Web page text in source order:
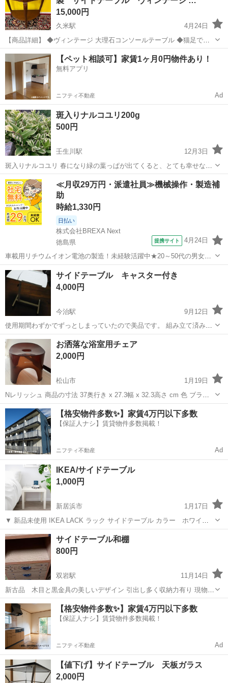
15,000円
久米駅
4月24日
【商品詳細】 ◆ヴィンテージ 大理石コンソールテーブル ◆猫足でと
ても可愛いです。 またグリーンの大理石は珍しく色味も明るいグリー
ンではなく大人な色の落ち着いたお色でございます。 ◆スッキリとし
ていて下に丸い間接照明...
愛媛 松山市 久米駅 テーブル 大理石
【ペット相談可】家賃1ヶ月0円物件あり！
無料アプリ
ニフティ不動産 Ad
斑入りナルコユリ200g
500円
壬生川駅
12月3日
斑入りナルコユリ 春になり緑の葉っぱが出てくると、とても幸せな気
持ちになります。 沢山あります。
愛媛 西条市 壬生川駅 テーブル 斑入り
≪月収29万円・派遣社員≫機械操作・製造補
助
時給1,330円
日払い
株式会社BREXA Next
徳島県
提携サイト 4月24日
車載用リチウムイオン電池の製造！未経験活躍中★20～50代の男女活
躍中！寮費無料★備品付き1R寮完備！自宅からマイカー通勤OK！無料
駐車場完備◎正社員登用制度あり！《徳島県板野郡松茂町》 人気の工
場のお仕事 ◇車載用リチウ...
徳島 その他
サイドテーブル キャスター付き
4,000円
今治駅
9月12日
使用期間わずかでずっとしまっていたので美品です。 組み立て済みで
すが分解可能。 5段階に高さ調節可能です。 広い方の天板は水平から
角度を斜めに固定することができます。書見台にも。
愛媛 今治市 今治駅 テーブル
お洒落な浴室用チェア
2,000円
松山市
1月19日
Nレリッシュ 商品の寸法 37奥行き x 27.3幅 x 32.3高さ cm 色 ブラウ
ン フレームの素材 ポリエステル樹脂 シート材質タイプ ポリエステル
ブランド アスベル サイズ 30cm 2年ほど使用しました。水垢...
愛媛 松山市 テーブル 浴室
【格安物件多数✨】家賃4万円以下多数
【保証人ナシ】賃貸物件多数掲載！
ニフティ不動産 Ad
IKEA/サイドテーブル
1,000円
新居浜市
1月17日
▼ 新品未使用 IKEA LACK ラック サイドテーブル カラー ホワイト
サイズ 55x55 cm 詳細は画像４枚目参照。
愛媛 新居浜市 テーブル サイドテーブル
サイドテーブル和棚
800円
双岩駅
11月14日
新古品 木目と黒金具の美しいデザイン 引出し多く収納力有り 現物引
き渡しのお値段となります！
愛媛 八幡浜市 双岩駅 テーブル サイドテーブル
【格安物件多数✨】家賃4万円以下多数
【保証人ナシ】賃貸物件多数掲載！
ニフティ不動産 Ad
【値下げ】サイドテーブル 天板ガラス
2,000円